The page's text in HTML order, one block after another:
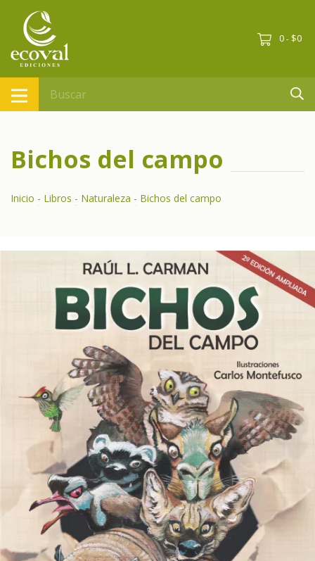
0 - $0
Bichos del campo
Inicio - Libros - Naturaleza - Bichos del campo